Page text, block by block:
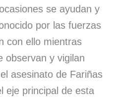
se ayudan y
por las fuerzas
con ello mientras
observan y vigilan
asesinato de Fariñas
eje principal de esta